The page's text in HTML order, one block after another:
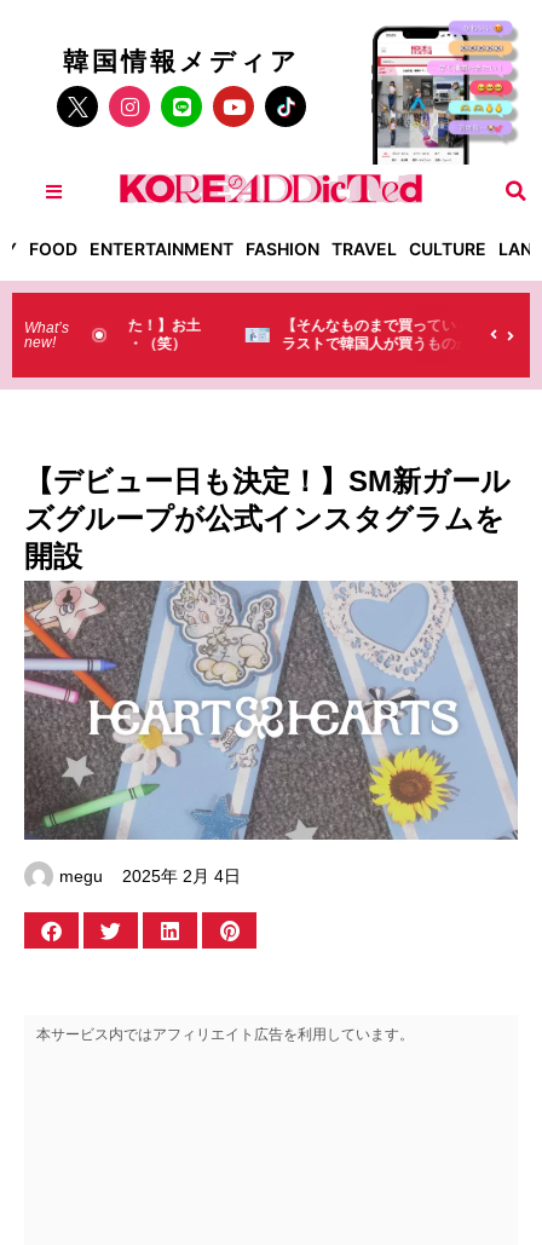
韓国情報メディア
FOOD ENTERTAINMENT FASHION TRAVEL CULTURE
What’s
new!
！】お土
（笑）
【そんなものまで買っていくの？】日本のド
ラストで韓国人が買うものがちょっと…
【デビュー日も決定！】SM新ガール
ズグループが公式インスタグラムを
開設
megu 2025年 2月 4日
本サービス内ではアフィリエイト広告を利用しています。